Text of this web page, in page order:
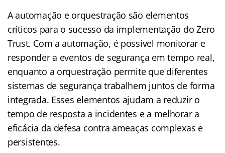
A automação e orquestração são elementos
críticos para o sucesso da implementação do Zero
Trust. Com a automação, é possível monitorar e
responder a eventos de segurança em tempo real,
enquanto a orquestração permite que diferentes
sistemas de segurança trabalhem juntos de forma
integrada. Esses elementos ajudam a reduzir o
tempo de resposta a incidentes e a melhorar a
eficácia da defesa contra ameaças complexas e
persistentes.